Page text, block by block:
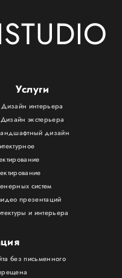
STUDIO
Услуги
Дизайн интерьера
Дизайн экстерьера
дизайн
систем
презентаций
и интерьера
без письменного